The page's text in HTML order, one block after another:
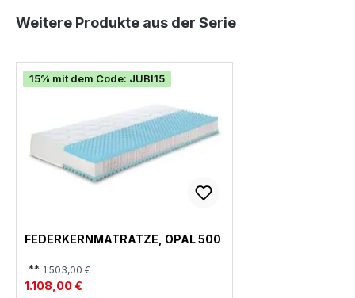
Produktgalerie überspringen
Weitere Produkte aus der Serie
15% mit dem Code: JUBI15
FEDERKERNMATRATZE, OPAL 500
** 1.503,00 €
1.108,00 €